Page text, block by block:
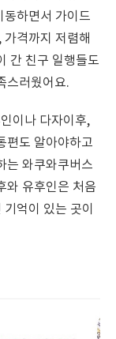
동하면서 가이드
격까지 저렴해
간 친구 일행들도
스러웠어요.
이나 다자이후,
편도 알아야하고
는 와쿠와쿠버스
와 유후인은 처음
억이 있는 곳이